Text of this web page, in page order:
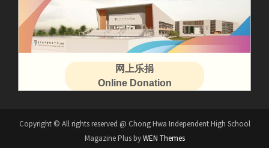
网上乐捐
Online Donation
Copyright © All rights reserved @ Chong Hwa Independent High School
Magazine Plus byWEN Themes